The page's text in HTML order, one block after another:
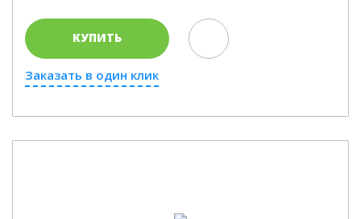
КУПИТЬ
Заказать в один клик